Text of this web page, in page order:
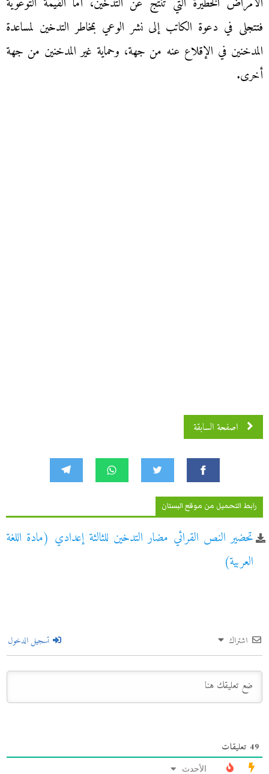
فتتجلى في دعوة الكاتب إلى نشر الوعي بمخاطر التدخين لمساعدة
المدخنين في الإقلاع عنه من جهة، وحماية غير المدخنين من جهة
أخرى.
اصفحة السابقة
رابط التحميل من موقع البستان
تحضير النص القرائي مضار التدخين للثالثة إعدادي (مادة اللغة
العربية)
اشتراك تسجيل الدخول
49 تعليقات
الأحدث